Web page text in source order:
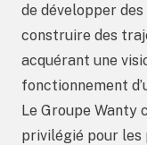
de développer
construire des
acquérant une
fonctionnement
Le Groupe Wanty
privilégié pour les